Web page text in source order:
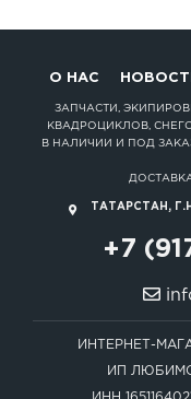
О НАС
ЗАПЧАСТИ,
КВАДРОЦИКЛОВ,
В НАЛИЧИИ И ПОД
ТАТАРСТАН,
+7
ИНТЕРНЕТ-
ИП